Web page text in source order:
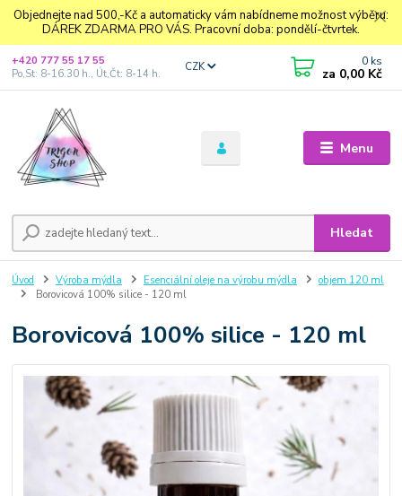
Objednejte nad 500,-Kč a automaticky vám nabídneme možnost výběru:
DÁREK ZDARMA PRO VÁS. Pracovní doba: pondělí-čtvrtek.
Menu
CZK
Hledat
+420 777 55 17 55
Po,St: 8-16.30 h., Út,Čt: 8-14 h.
0 ks
za 0,00 Kč
Úvod Výroba mýdla Esenciální oleje na výrobu mýdla
objem 120 ml
Borovicová 100% silice - 120 ml
Borovicová 100% silice - 120 ml